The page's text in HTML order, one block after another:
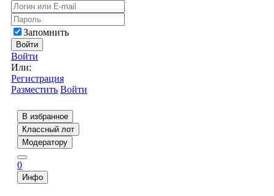
Запомнить
Войти
Войти
Или:
Регистрация
Разместить Войти
В избранное
Классный лот
Модератору
0
Инфо